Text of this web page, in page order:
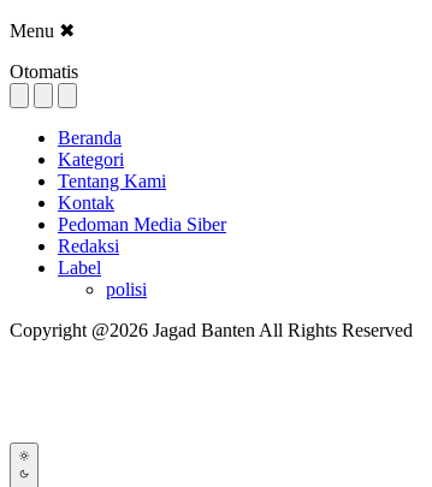
Menu ✖
Otomatis
Beranda
Kategori
Tentang Kami
Kontak
Pedoman Media Siber
Redaksi
Label
polisi
Copyright @2026 Jagad Banten All Rights Reserved